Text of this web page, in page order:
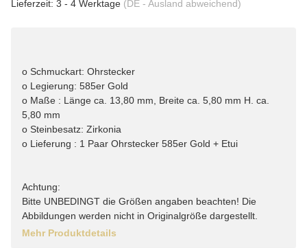
Lieferzeit: 3 - 4 Werktage (DE - Ausland abweichend)
o Schmuckart: Ohrstecker
o Legierung: 585er Gold
o Maße : Länge ca. 13,80 mm, Breite ca. 5,80 mm H. ca.
5,80 mm
o Steinbesatz: Zirkonia
o Lieferung : 1 Paar Ohrstecker 585er Gold + Etui
Achtung:
Bitte UNBEDINGT die Größen angaben beachten! Die
Abbildungen werden nicht in Originalgröße dargestellt.
Mehr Produktdetails